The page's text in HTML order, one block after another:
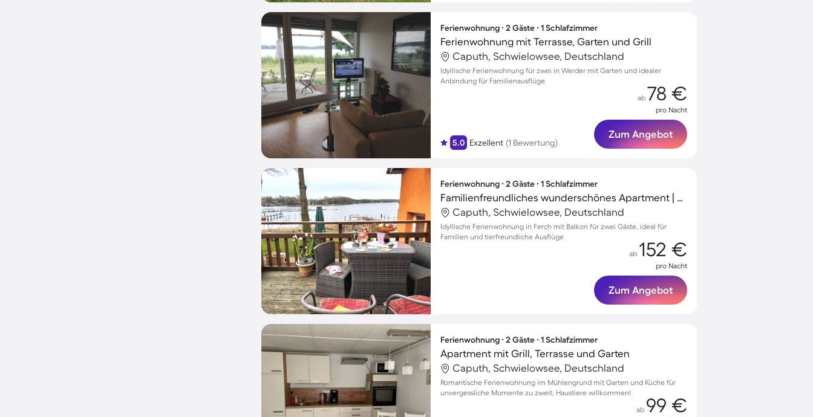
Ferienwohnung ∙ 2 Gäste ∙ 1 Schlafzimmer
Ferienwohnung mit Terrasse, Garten und Grill
Caputh, Schwielowsee, Deutschland
Idyllische Ferienwohnung für zwei in Werder mit Garten und idealer
Anbindung für Familienausflüge
5.0 Exzellent (1 Bewertung)
ab 78 €
pro Nacht
Zum Angebot
Ferienwohnung ∙ 2 Gäste ∙ 1 Schlafzimmer
Familienfreundliches wunderschönes Apartment | Panoramablick | Strand in der Nähe | Haustiere erlaubt
Caputh, Schwielowsee, Deutschland
Idyllische Ferienwohnung in Ferch mit Balkon für zwei Gäste, ideal für
Familien und tierfreundliche Ausflüge
ab 152 €
pro Nacht
Zum Angebot
Ferienwohnung ∙ 2 Gäste ∙ 1 Schlafzimmer
Apartment mit Grill, Terrasse und Garten
Caputh, Schwielowsee, Deutschland
Romantische Ferienwohnung im Mühlengrund mit Garten und Küche für
unvergessliche Momente zu zweit, Haustiere willkommen!
ab 99 €